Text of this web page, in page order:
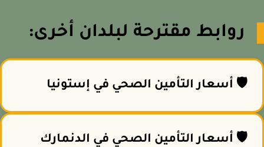
روابط مقترحة لبلدان أخرى:
🛡️ أسعار التأمين الصحي في إستونيا
🛡️ أسعار التأمين الصحي في الدنمارك